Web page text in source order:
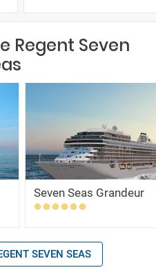
Regent Seven
Seven Seas Grandeur
SEVEN SEAS